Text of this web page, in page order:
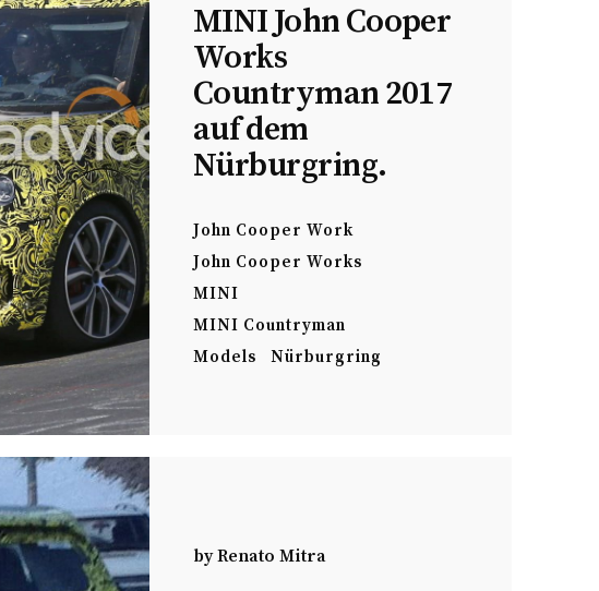
MINI John Cooper
Works
Countryman 2017
auf dem
Nürburgring.
John Cooper Work
John Cooper Works
MINI
MINI Countryman
Models
Nürburgring
byRenato Mitra